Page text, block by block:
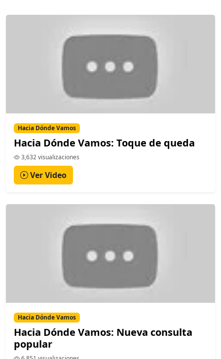
Hacia Dónde Vamos
Hacia Dónde Vamos: Toque de queda
3,632 visualizaciones
Ver Video
Hacia Dónde Vamos
Hacia Dónde Vamos: Nueva consulta
popular